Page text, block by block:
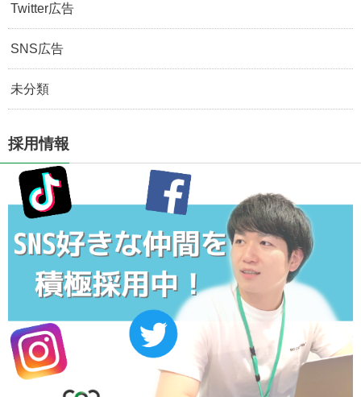
Twitter広告
SNS広告
未分類
採用情報